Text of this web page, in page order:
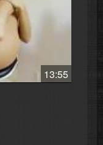
13:55